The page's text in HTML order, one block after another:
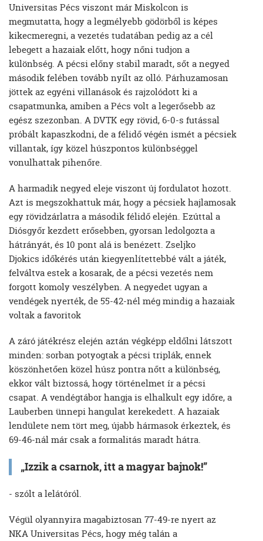
Universitas Pécs viszont már Miskolcon is
megmutatta, hogy a legmélyebb gödörből is képes
kikecmeregni, a vezetés tudatában pedig az a cél
lebegett a hazaiak előtt, hogy nőni tudjon a
különbség. A pécsi előny stabil maradt, sőt a negyed
második felében tovább nyílt az olló. Párhuzamosan
jöttek az egyéni villanások és rajzolódott ki a
csapatmunka, amiben a Pécs volt a legerősebb az
egész szezonban. A DVTK egy rövid, 6-0-s futással
próbált kapaszkodni, de a félidő végén ismét a pécsiek
villantak, így közel húszpontos különbséggel
vonulhattak pihenőre.
A harmadik negyed eleje viszont új fordulatot hozott.
Azt is megszokhattuk már, hogy a pécsiek hajlamosak
egy rövidzárlatra a második félidő elején. Ezúttal a
Diósgyőr kezdett erősebben, gyorsan ledolgozta a
hátrányát, és 10 pont alá is benézett. Zseljko
Djokics időkérés után kiegyenlítettebbé vált a játék,
felváltva estek a kosarak, de a pécsi vezetés nem
forgott komoly veszélyben. A negyedet ugyan a
vendégek nyerték, de 55-42-nél még mindig a hazaiak
voltak a favoritok
A záró játékrész elején aztán végképp eldőlni látszott
minden: sorban potyogtak a pécsi triplák, ennek
köszönhetően közel húsz pontra nőtt a különbség,
ekkor vált biztossá, hogy történelmet ír a pécsi
csapat. A vendégtábor hangja is elhalkult egy időre, a
Lauberben ünnepi hangulat kerekedett. A hazaiak
lendülete nem tört meg, újabb hármasok érkeztek, és
69-46-nál már csak a formalitás maradt hátra.
„Izzik a csarnok, itt a magyar bajnok!”
- szólt a lelátóról.
Végül olyannyira magabiztosan 77-49-re nyert az
NKA Universitas Pécs, hogy még talán a